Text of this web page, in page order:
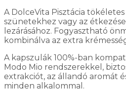
A DolceVita Pisztácia
szünetekhez vagy az
lezárásához. Fogyasztható
kombinálva az extra
A kapszulák 100%-ban
Modo Mio rendszerekkel,
extrakciót, az állandó aromát
minden alkalommal.